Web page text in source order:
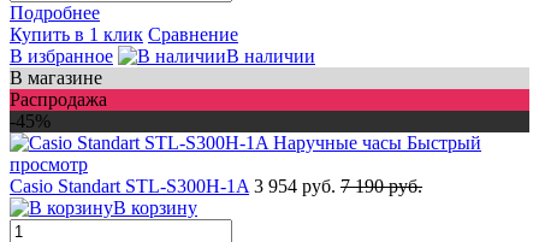
Подробнее
Купить в 1 клик Сравнение
В избранное
В наличии
В магазине
Распродажа
-45%
Быстрый
просмотр
Casio Standart STL-S300H-1A 3 954 руб. 7 190 руб.
В корзину